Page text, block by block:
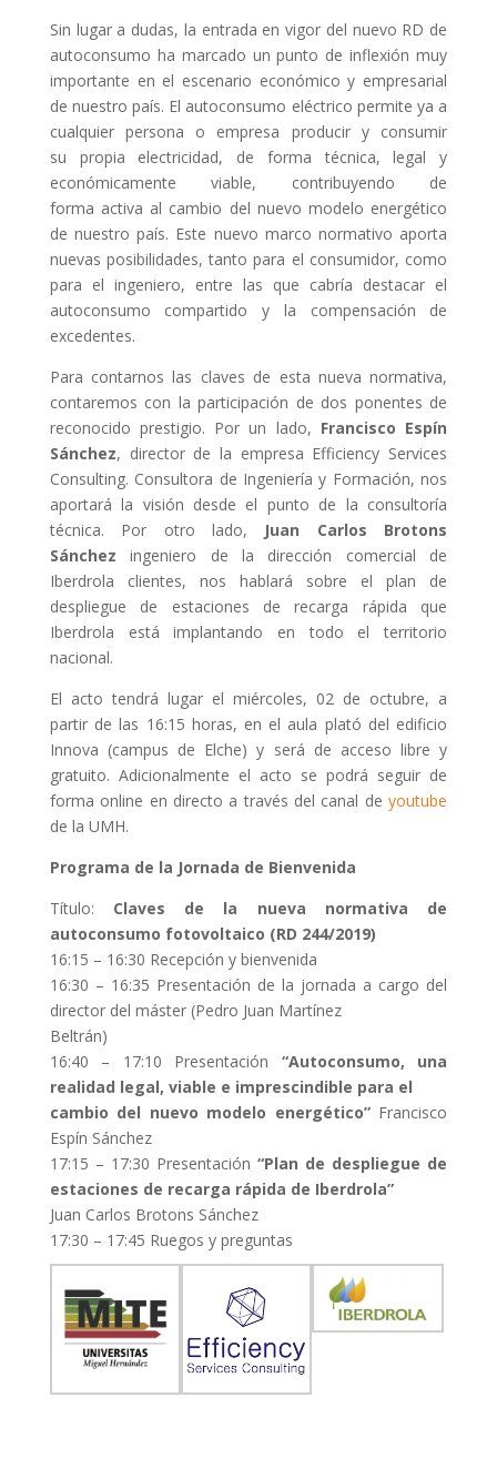
Sin lugar a dudas, la entrada en vigor del nuevo RD de
autoconsumo ha marcado un punto de inflexión muy
importante en el escenario económico y empresarial
de nuestro país. El autoconsumo eléctrico permite ya a
cualquier persona o empresa producir y consumir
su propia electricidad, de forma técnica, legal y
económicamente viable, contribuyendo de
forma activa al cambio del nuevo modelo energético
de nuestro país. Este nuevo marco normativo aporta
nuevas posibilidades, tanto para el consumidor, como
para el ingeniero, entre las que cabría destacar el
autoconsumo compartido y la compensación de
excedentes.
Para contarnos las claves de esta nueva normativa,
contaremos con la participación de dos ponentes de
reconocido prestigio. Por un lado, Francisco Espín
Sánchez, director de la empresa Efficiency Services
Consulting. Consultora de Ingeniería y Formación, nos
aportará la visión desde el punto de la consultoría
técnica. Por otro lado, Juan Carlos Brotons
Sánchezingeniero de la dirección comercial de
Iberdrola clientes, nos hablará sobre el plan de
despliegue de estaciones de recarga rápida que
Iberdrola está implantando en todo el territorio
nacional.
El acto tendrá lugar el miércoles, 02 de octubre, a
partir de las 16:15 horas, en el aula plató del edificio
Innova (campus de Elche) y será de acceso libre y
gratuito. Adicionalmente el acto se podrá seguir de
forma online en directo a través del canal deyoutube
de la UMH.
Programa de la Jornada de Bienvenida
Título: Claves de la nueva normativa de
autoconsumo fotovoltaico (RD 244/2019)
16:15 – 16:30 Recepción y bienvenida
16:30 – 16:35 Presentación de la jornada a cargo del
director del máster (Pedro Juan Martínez
Beltrán)
16:40 – 17:10 Presentación “Autoconsumo, una
realidad legal, viable e imprescindible para el
cambio del nuevo modelo energético”Francisco
Espín Sánchez
17:15 – 17:30 Presentación“Plan de despliegue de
estaciones de recarga rápida de Iberdrola”
Juan Carlos Brotons Sánchez
17:30 – 17:45 Ruegos y preguntas